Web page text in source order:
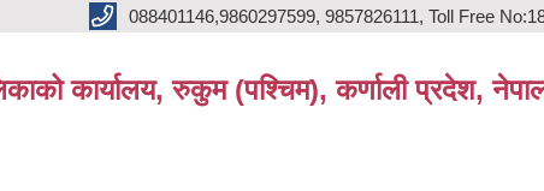
088401146,9860297599, 9857826111, Toll Free
कार्यालय, रुकुम (पश्चिम), कर्णाली प्रदेश,